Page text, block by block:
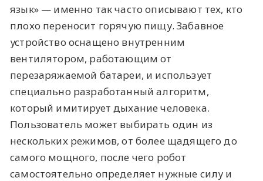
язык» — именно так часто описывают тех, кто
плохо переносит горячую пищу. Забавное
устройство оснащено внутренним
вентилятором, работающим от
перезаряжаемой батареи, и использует
специально разработанный алгоритм,
который имитирует дыхание человека.
Пользователь может выбирать один из
нескольких режимов, от более щадящего до
самого мощного, после чего робот
самостоятельно определяет нужные силу и